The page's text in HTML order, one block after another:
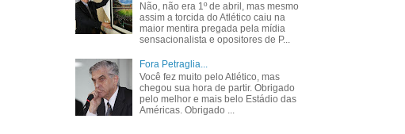
Não, não era 1º de abril, mas mesmo
assim a torcida do Atlético caiu na
maior mentira pregada pela mídia
sensacionalista e opositores de P...
Fora Petraglia...
Você fez muito pelo Atlético, mas
chegou sua hora de partir. Obrigado
pelo melhor e mais belo Estádio das
Américas. Obrigado ...